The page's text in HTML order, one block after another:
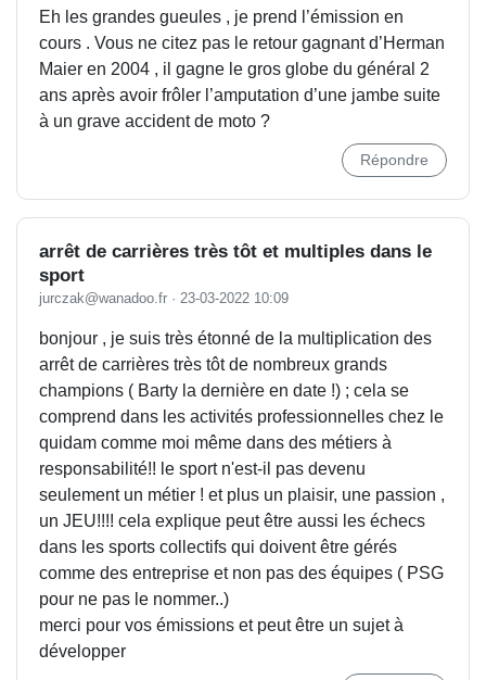
Eh les grandes gueules , je prend l’émission en
cours . Vous ne citez pas le retour gagnant d’Herman
Maier en 2004 , il gagne le gros globe du général 2
ans après avoir frôler l’amputation d’une jambe suite
à un grave accident de moto ?
Répondre
arrêt de carrières très tôt et multiples dans le
sport
jurczak@wanadoo.fr · 23-03-2022 10:09
bonjour , je suis très étonné de la multiplication des
arrêt de carrières très tôt de nombreux grands
champions ( Barty la dernière en date !) ; cela se
comprend dans les activités professionnelles chez le
quidam comme moi même dans des métiers à
responsabilité!! le sport n'est-il pas devenu
seulement un métier ! et plus un plaisir, une passion ,
un JEU!!!! cela explique peut être aussi les échecs
dans les sports collectifs qui doivent être gérés
comme des entreprise et non pas des équipes ( PSG
pour ne pas le nommer..)
merci pour vos émissions et peut être un sujet à
développer